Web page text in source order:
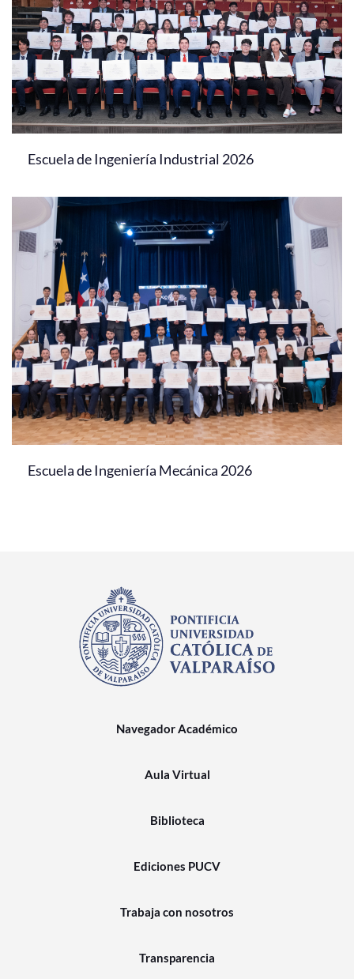
Escuela de Ingeniería Industrial 2026
Escuela de Ingeniería Mecánica 2026
Navegador Académico
Aula Virtual
Biblioteca
Ediciones PUCV
Trabaja con nosotros
Transparencia